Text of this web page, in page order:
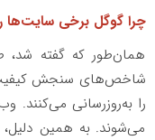
چرا گوگل برخی سایت‌ها
همان‌طور که گفته شد،
شاخص‌های سنجش کیفیت
را به‌روزرسانی می‌کنند.
می‌شوند. به همین دلیل،